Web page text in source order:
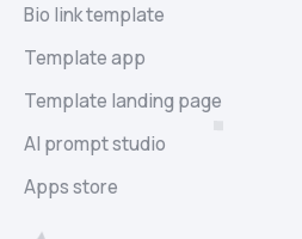
Bio link template
Template app
Template landing page
AI prompt studio
Apps store